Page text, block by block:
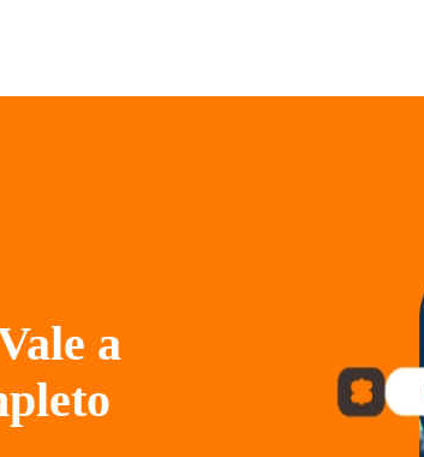
a